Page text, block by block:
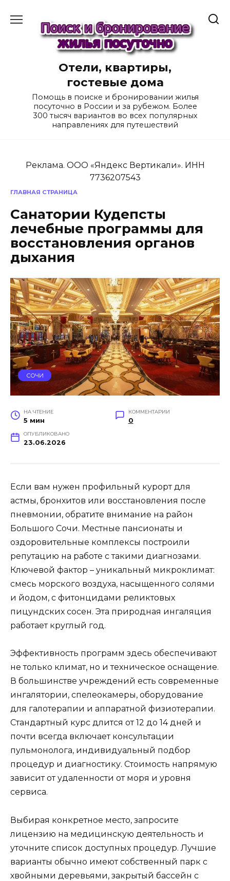
содержанию
Отели, квартиры,
гостевые дома
Помощь в поиске и бронировании жилья
посуточно в России и за рубежом. Более
300 тысяч вариантов во всех популярных
направлениях для путешествий
Реклама. ООО «Яндекс Вертикали». ИНН
7736207543
ГЛАВНАЯ СТРАНИЦА
Санатории Кудепсты
лечебные программы для
восстановления органов
дыхания
СОЧИ
НА ЧТЕНИЕ
5 мин
КОММЕНТАРИИ
0
ОПУБЛИКОВАНО
23.06.2026
Если вам нужен профильный курорт для
астмы, бронхитов или восстановления после
пневмонии, обратите внимание на район
Большого Сочи. Местные пансионаты и
оздоровительные комплексы построили
репутацию на работе с такими диагнозами.
Ключевой фактор – уникальный микроклимат:
смесь морского воздуха, насыщенного солями
и йодом, с фитонцидами реликтовых
пицундских сосен. Эта природная ингаляция
работает круглый год.
Эффективность программ здесь обеспечивают
не только климат, но и техническое оснащение.
В большинстве учреждений есть современные
ингалятории, спелеокамеры, оборудование
для галотерапии и аппаратной физиотерапии.
Стандартный курс длится от 12 до 14 дней и
почти всегда включает консультации
пульмонолога, индивидуальный подбор
процедур и диагностику. Стоимость напрямую
зависит от удаленности от моря и уровня
сервиса.
Выбирая конкретное место, запросите
лицензию на медицинскую деятельность и
уточните список доступных процедур. Лучшие
варианты обычно имеют собственный парк с
хвойными деревьями, закрытый бассейн с